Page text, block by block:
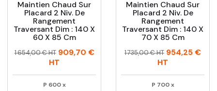
Maintien Chaud Sur
Placard 2 Niv. De
Rangement
Traversant Dim : 140 X
60 X 85 Cm
Prix
Prix
1 654,00 € HT 909,70 €
HT
P 600 x
Maintien Chaud Sur
Placard 2 Niv. De
Rangement
Traversant Dim : 140 X
70 X 85 Cm
Prix
Prix
1 735,00 € HT 954,25 €
HT
P 700 x